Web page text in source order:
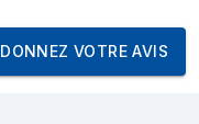
DONNEZ VOTRE AVIS